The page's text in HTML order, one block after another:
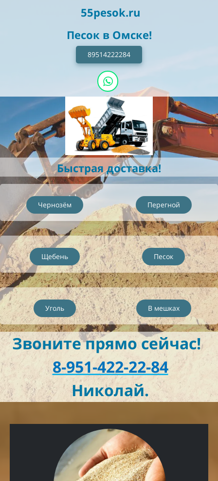
55pesok.ru
Песок в Омске!
89514222284
Быстрая доставка!
Чернозём Перегной
Щебень Песок
Уголь В мешках
Звоните прямо сейчас!
8-951-422-22-84
Николай.